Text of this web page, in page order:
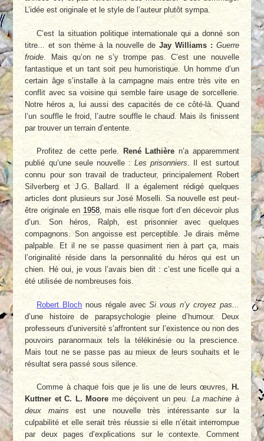
L’idée est originale et le style de l’auteur plutôt sympa.
C’est la situation politique internationale qui a donné son
titre... et son thème à la nouvelle deJay Williams : Guerre
froide . Mais qu’on ne s’y trompe pas. C’est une nouvelle
fantastique et un tant soit peu humoristique. Un homme d’un
certain âge s’installe à la campagne mais entre très vite en
conflit avec sa voisine qui semble faire usage de sorcellerie.
Notre héros a, lui aussi des capacités de ce côté-là. Quand
l’un souffle le froid, l’autre souffle le chaud. Mais ils finissent
par trouver un terrain d’entente.
Profitez de cette perle. René Lathièren’a apparemment
publié qu’une seule nouvelle :Les prisonniers. Il est surtout
connu pour son travail de traducteur, principalement Robert
Silverberg et J.G. Ballard. Il a également rédigé quelques
articles dont plusieurs sur José Moselli. Sa nouvelle est peut-
être originale en 1958, mais elle risque fort d’en décevoir plus
d’un. Son héros, Ralph, est prisonnier avec quelques
compagnons. Son angoisse est perceptible. Je dirais même
palpable. Et il ne se passe quasiment rien à part ça, mais
l’originalité réside dans la personnalité du héros qui est un
chien. Hé oui, je vous l’avais bien dit : c’est une ficelle qui a
été utilisée de nombreuses fois.
Robert Blochnous régale avecSi vous n’y croyez pas...
d’une histoire de parapsychologie pleine d’humour. Deux
professeurs d’université s’affrontent sur l’existence ou non des
pouvoirs paranormaux tels la télékinésie ou la prescience.
Mais tout ne se passe pas au mieux de leurs souhaits et le
résultat sera passé sous silence.
Comme à chaque fois que je lis une de leurs œuvres, H.
Kuttner et C. L. Mooreme déçoivent un peu.La machine à
deux mains est une nouvelle très intéressante sur la
culpabilité et elle serait très réussie si elle n’était interrompue
par deux pages d’explications sur le contexte. Comment